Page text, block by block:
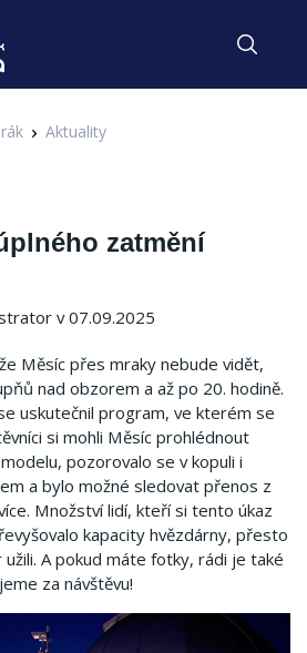
Aktuality
zatmění
v 07.09.2025
Měsíc přes mraky nebude vidět,
nad obzorem a až po 20. hodině.
uskutečnil program, ve kterém se
si mohli Měsíc prohlédnout
pozorovalo se v kopuli i
a bylo možné sledovat přenos z
Množství lidí, kteří si tento úkaz
kapacity hvězdárny, přesto
A pokud máte fotky, rádi je také
za návštěvu!